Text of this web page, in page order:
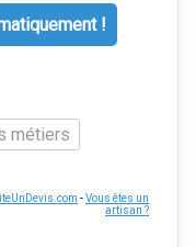
!
métiers
-Vous êtes un
artisan ?